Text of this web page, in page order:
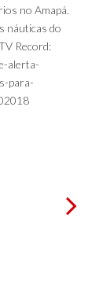
no Amapá.
náuticas do
Record:
alerta-
para-